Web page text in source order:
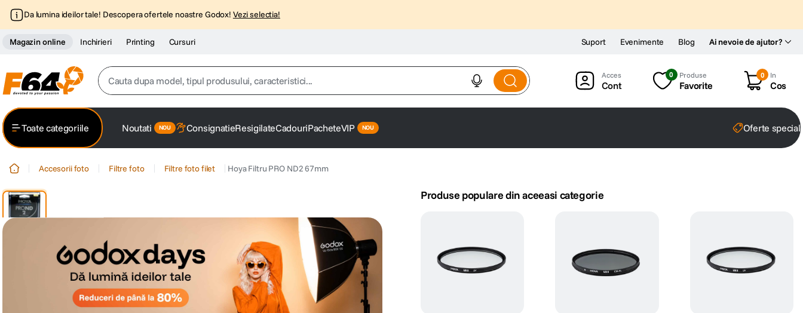
Da lumina ideilor tale! Descopera ofertele noastre Godox! Vezi selectia!
Magazin online Inchirieri Printing Cursuri Ai nevoie de ajutor?
Suport Evenimente Blog
Cauta dupa model, tipul produsului, caracteristici...
2 trepied
5. lavaliera
6. canon sx740 hs
Cont
0 Produse
Favorite
0 In
Cos
Toate categoriile Noutati ConsignatieResigilateCadouriPacheteVIP Oferte
Accesorii foto Filtre foto Filtre foto filet Hoya Filtru PRO ND2 67mm
Produse populare din aceeasi categorie